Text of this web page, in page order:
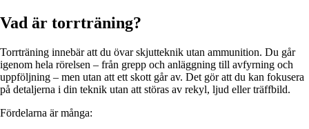
Vad är torrträning?
Torrträning innebär att du övar skjutteknik utan ammunition. Du går
igenom hela rörelsen – från grepp och anläggning till avfyrning och
uppföljning – men utan att ett skott går av. Det gör att du kan fokusera
på detaljerna i din teknik utan att störas av rekyl, ljud eller träffbild.
Fördelarna är många: